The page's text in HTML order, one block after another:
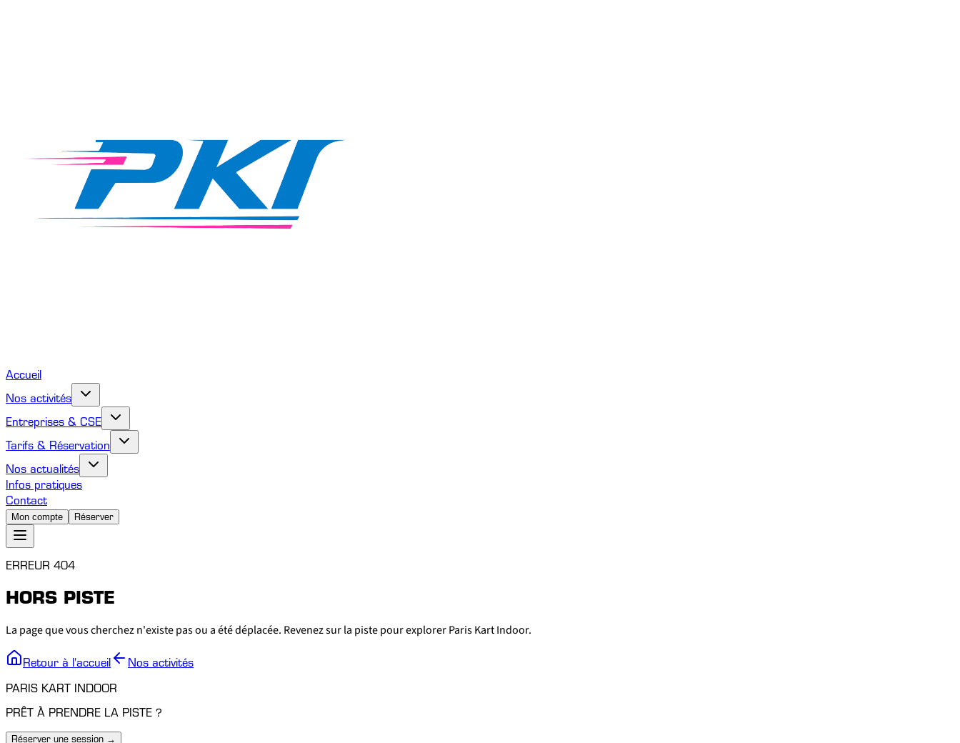
Accueil
Nos activités
Entreprises & CSE
Tarifs & Réservation
Nos actualités
Infos pratiques
Contact
Mon compte Réserver
ERREUR 404
HORS PISTE
La page que vous cherchez n'existe pas ou a été déplacée. Revenez sur la piste pour explorer Paris Kart Indoor.
Retour à l'accueil
Nos activités
PARIS KART INDOOR
PRÊT À PRENDRE LA PISTE ?
Réserver une session →